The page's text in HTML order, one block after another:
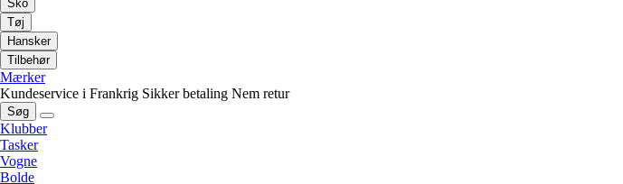
Sko
Tøj
Hansker
Tilbehør
Mærker
Kundeservice i Frankrig Sikker betaling Nem retur
Søg
Klubber
Tasker
Vogne
Bolde